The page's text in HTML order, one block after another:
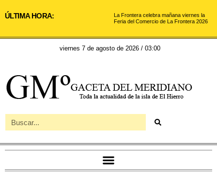
ÚLTIMA HORA:
La Frontera celebra mañana viernes la
Feria del Comercio de La Frontera 2026
viernes 7 de agosto de 2026 / 03:00